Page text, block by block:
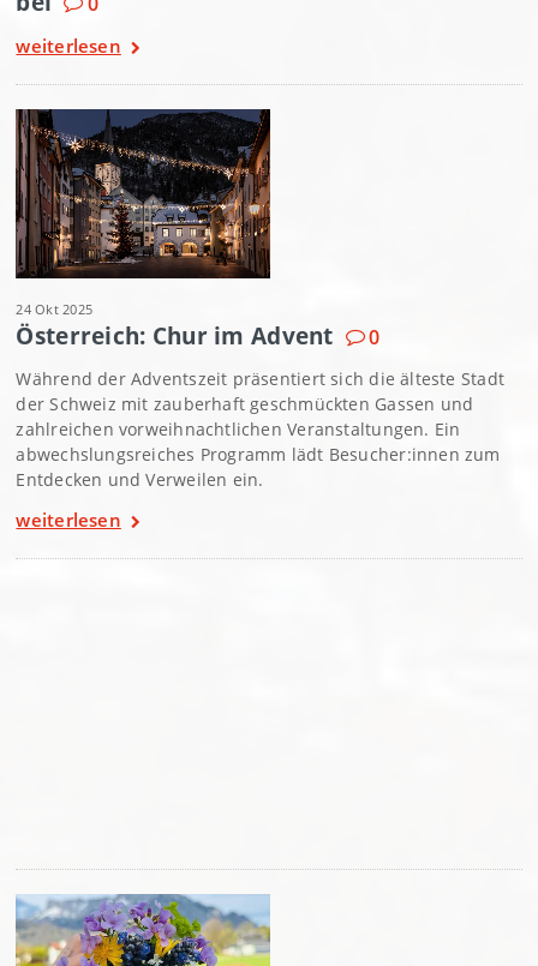
weiterlesen
24 Okt 2025
Österreich: Chur im Advent 0
Während der Adventszeit präsentiert sich die älteste Stadt
der Schweiz mit zauberhaft geschmückten Gassen und
zahlreichen vorweihnachtlichen Veranstaltungen. Ein
abwechslungsreiches Programm lädt Besucher:innen zum
Entdecken und Verweilen ein.
weiterlesen